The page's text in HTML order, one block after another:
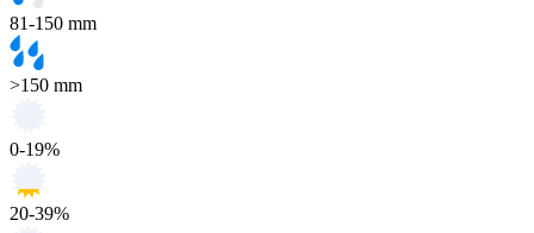
81-150 mm
>150 mm
0-19%
20-39%